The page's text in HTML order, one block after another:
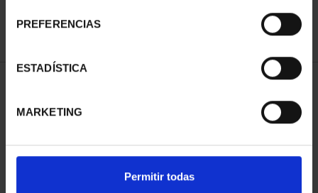
PREFERENCIAS
ESTADÍSTICA
MARKETING
Permitir todas
REFINAR